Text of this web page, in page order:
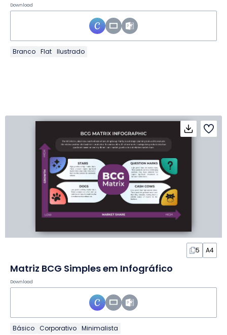
Download
Branco Flat Ilustrado
5 A4
Matriz BCG Simples em Infográfico
Download
Básico Corporativo Minimalista